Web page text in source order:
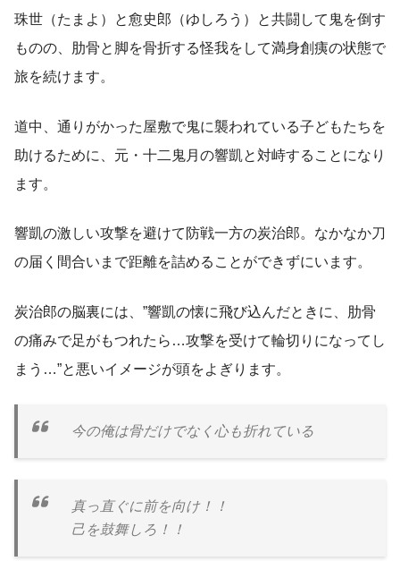
珠世（たまよ）と愈史郎（ゆしろう）と共闘して鬼を倒す
ものの、肋骨と脚を骨折する怪我をして満身創痍の状態で
旅を続けます。
道中、通りがかった屋敷で鬼に襲われている子どもたちを
助けるために、元・十二鬼月の響凱と対峙することになり
ます。
響凱の激しい攻撃を避けて防戦一方の炭治郎。なかなか刀
の届く間合いまで距離を詰めることができずにいます。
炭治郎の脳裏には、”響凱の懐に飛び込んだときに、肋骨
の痛みで足がもつれたら…攻撃を受けて輪切りになってし
まう…”と悪いイメージが頭をよぎります。
今の俺は骨だけでなく心も折れている
真っ直ぐに前を向け！！
己を鼓舞しろ！！